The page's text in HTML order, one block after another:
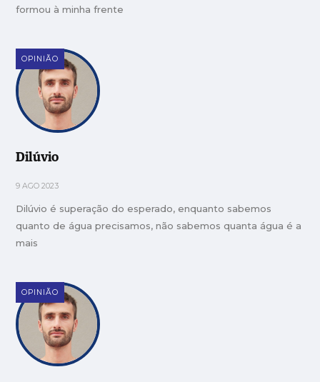
formou à minha frente
OPINIÃO
Dilúvio
9 AGO 2023
Dilúvio é superação do esperado, enquanto sabemos
quanto de água precisamos, não sabemos quanta água é a
mais
OPINIÃO